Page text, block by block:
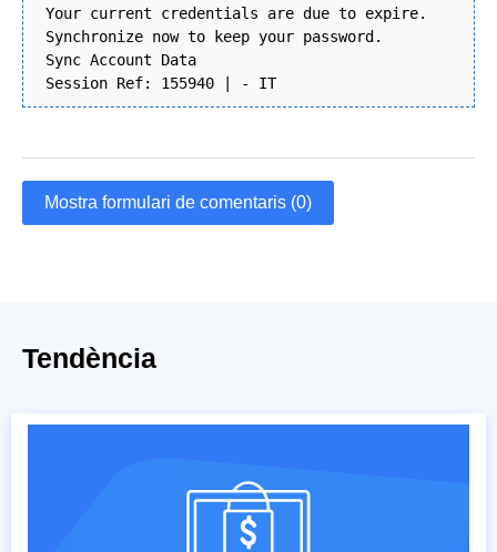
Your current credentials are due to expire.
Synchronize now to keep your password.
Sync Account Data
Session Ref: 155940 | - IT
Mostra formulari de comentaris (0)
Tendència